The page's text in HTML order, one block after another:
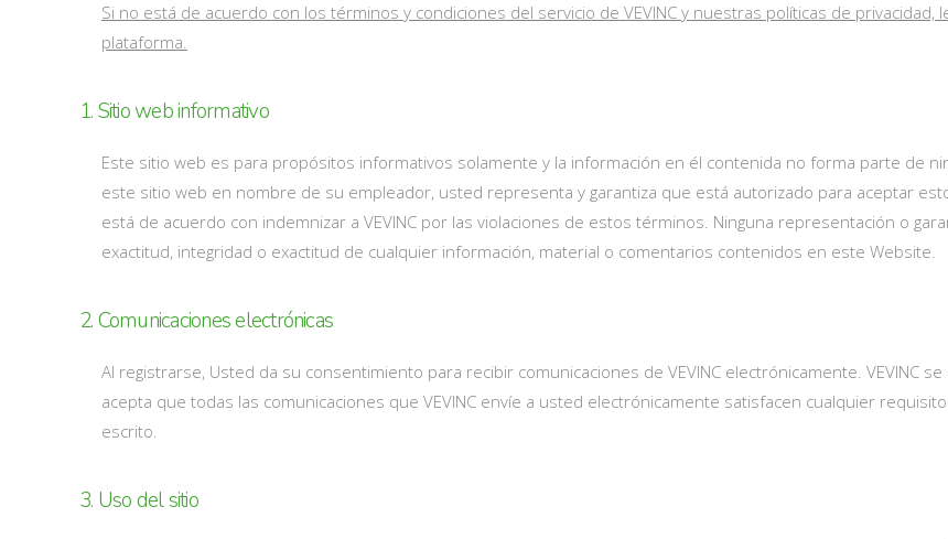
Si no está de acuerdo con los términos y condiciones del servicio de VEVINC y nuestras políticas de
plataforma.
1. Sitio web informativo
Este sitio web es para propósitos informativos solamente y la información en él contenida no forma parte de
este sitio web en nombre de su empleador, usted representa y garantiza que está autorizado para aceptar
está de acuerdo con indemnizar a VEVINC por las violaciones de estos términos. Ninguna representación o
exactitud, integridad o exactitud de cualquier información, material o comentarios contenidos en este Website.
2. Comunicaciones electrónicas
Al registrarse, Usted da su consentimiento para recibir comunicaciones de VEVINC electrónicamente. VEVINC
acepta que todas las comunicaciones que VEVINC envíe a usted electrónicamente satisfacen cualquier
escrito.
3. Uso del sitio